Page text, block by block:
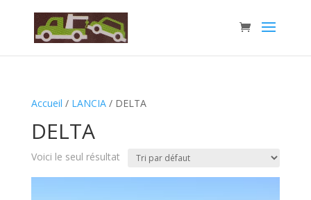
Accueil / LANCIA/ DELTA
DELTA
Voici le seul résultat